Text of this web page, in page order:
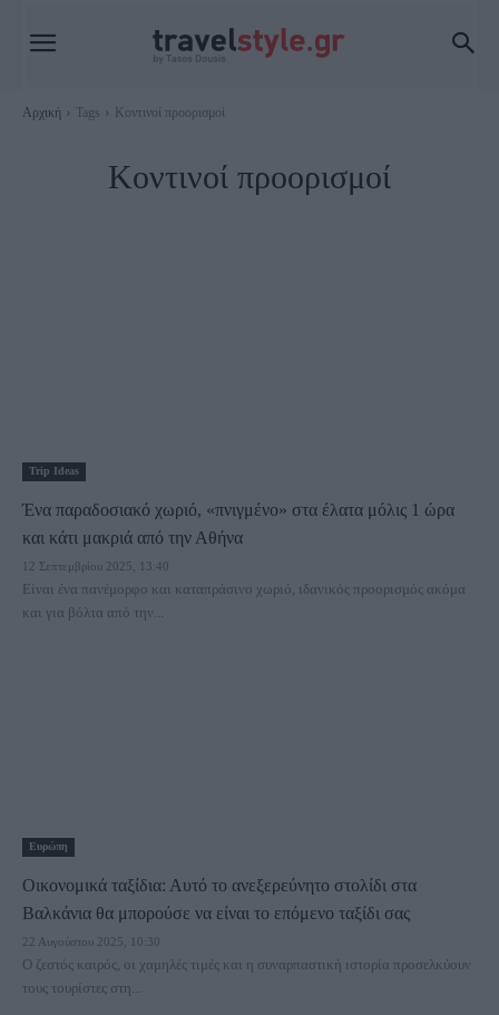
Αρχική Tags Κοντινοί προορισμοί
Κοντινοί προορισμοί
Trip Ideas
Ένα παραδοσιακό χωριό, «πνιγμένο» στα έλατα μόλις 1 ώρα
και κάτι μακριά από την Αθήνα
12 Σεπτεμβρίου 2025, 13:40
Είναι ένα πανέμορφο και καταπράσινο χωριό, ιδανικός προορισμός ακόμα
και για βόλτα από την...
Ευρώπη
Οικονομικά ταξίδια: Αυτό το ανεξερεύνητο στολίδι στα
Βαλκάνια θα μπορούσε να είναι το επόμενο ταξίδι σας
22 Αυγούστου 2025, 10:30
Ο ζεστός καιρός, οι χαμηλές τιμές και η συναρπαστική ιστορία προσελκύουν
τους τουρίστες στη...